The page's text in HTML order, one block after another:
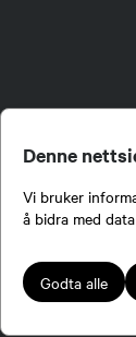
Denne
Vi bruker
å bidra med
Godta alle